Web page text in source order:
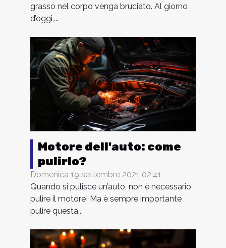
grasso nel corpo venga bruciato. Al giorno
d’oggi,...
Motore dell'auto: come
pulirlo?
Domenica 19 settembre 2021 02:41
Quando si pulisce un’auto, non è necessario
pulire il motore! Ma è sempre importante
pulire questa...